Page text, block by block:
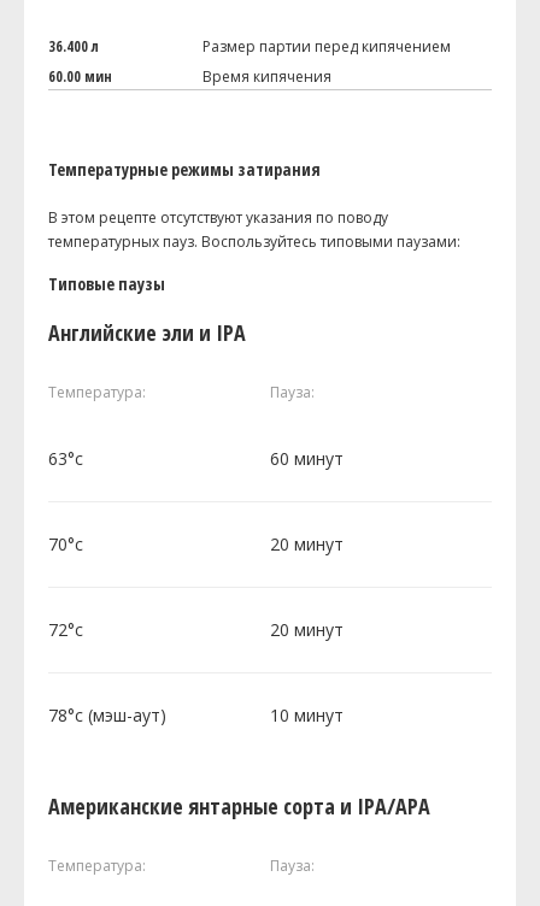
36.400 л
Размер партии перед кипячением
60.00 мин
Время кипячения
Температурные режимы затирания
В этом рецепте отсутствуют указания по поводу
температурных пауз. Воспользуйтесь типовыми паузами:
Типовые паузы
Английские эли и IPA
Температура: Пауза:
63°c 60 минут
70°c 20 минут
72°c 20 минут
78°c (мэш-аут) 10 минут
Американские янтарные сорта и IPA/APA
Температура: Пауза: